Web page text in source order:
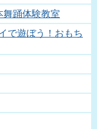
踊体験教室
で遊ぼう！おもち